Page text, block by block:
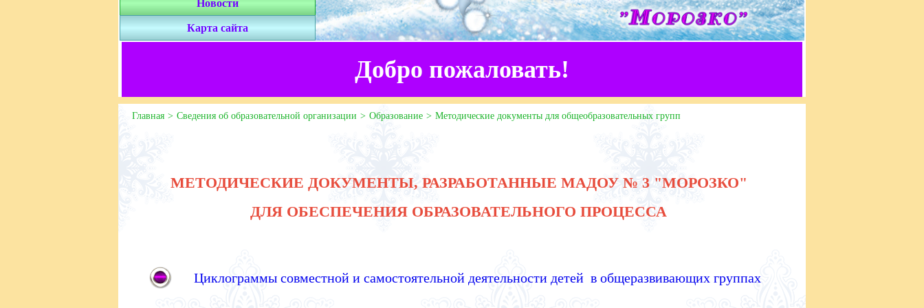
Новости
Карта сайта
Добро пожаловать!
Главная Сведения об образовательной организации Образование Методические документы для общеобразовательных групп
МЕТОДИЧЕСКИЕ ДОКУМЕНТЫ, РАЗРАБОТАННЫЕ МАДОУ № 3 "МОРОЗКО"
ДЛЯ ОБЕСПЕЧЕНИЯ ОБРАЗОВАТЕЛЬНОГО ПРОЦЕССА
Циклограммы совместной и самостоятельной деятельности детей в общеразвивающих группах